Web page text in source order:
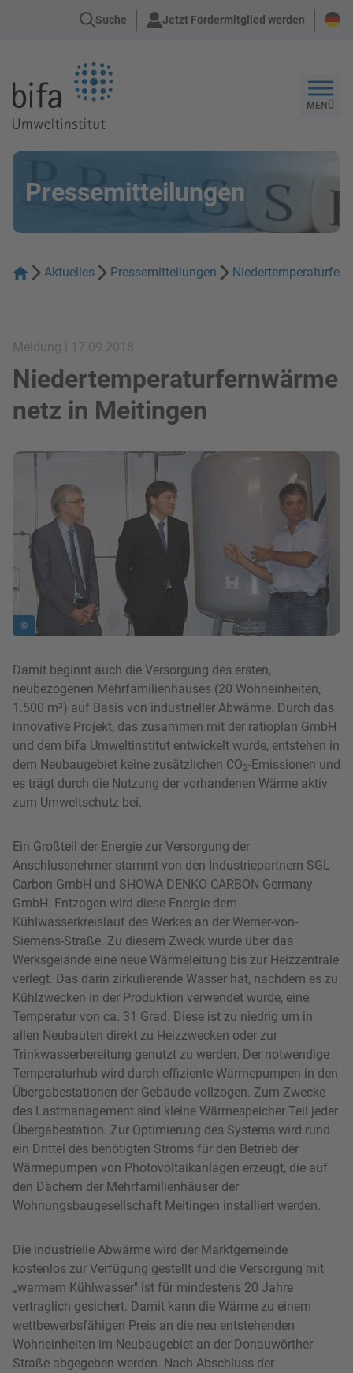
Suche Jetzt Fördermitglied werden
MENÜ
Pressemitteilungen
Aktuelles Pressemitteilungen
Meldung | 17.09.2018
Niedertemperaturfernwärme
netz in Meitingen
Bild in Lightbox zeigen
©
Damit beginnt auch die Versorgung des ersten,
neubezogenen Mehrfamilienhauses (20 Wohneinheiten,
1.500 m²) auf Basis von industrieller Abwärme. Durch das
innovative Projekt, das zusammen mit der ratioplan GmbH
und dem bifa Umweltinstitut entwickelt wurde, entstehen in
dem Neubaugebiet keine zusätzlichen CO2-Emissionen und
es trägt durch die Nutzung der vorhandenen Wärme aktiv
zum Umweltschutz bei.
Ein Großteil der Energie zur Versorgung der
Anschlussnehmer stammt von den Industriepartnern SGL
Carbon GmbH und SHOWA DENKO CARBON Germany
GmbH. Entzogen wird diese Energie dem
Kühlwasserkreislauf des Werkes an der Werner-von-
Siemens-Straße. Zu diesem Zweck wurde über das
Werksgelände eine neue Wärmeleitung bis zur Heizzentrale
verlegt. Das darin zirkulierende Wasser hat, nachdem es zu
Kühlzwecken in der Produktion verwendet wurde, eine
Temperatur von ca. 31 Grad. Diese ist zu niedrig um in
allen Neubauten direkt zu Heizzwecken oder zur
Trinkwasserbereitung genutzt zu werden. Der notwendige
Temperaturhub wird durch effiziente Wärmepumpen in den
Übergabestationen der Gebäude vollzogen. Zum Zwecke
des Lastmanagement sind kleine Wärmespeicher Teil jeder
Übergabestation. Zur Optimierung des Systems wird rund
ein Drittel des benötigten Stroms für den Betrieb der
Wärmepumpen von Photovoltaikanlagen erzeugt, die auf
den Dächern der Mehrfamilienhäuser der
Wohnungsbaugesellschaft Meitingen installiert werden.
Die industrielle Abwärme wird der Marktgemeinde
kostenlos zur Verfügung gestellt und die Versorgung mit
„warmem Kühlwasser" ist für mindestens 20 Jahre
vertraglich gesichert. Damit kann die Wärme zu einem
wettbewerbsfähigen Preis an die neu entstehenden
Wohneinheiten im Neubaugebiet an der Donauwörther
Straße abgegeben werden. Nach Abschluss der